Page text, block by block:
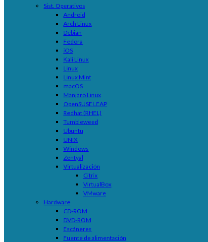
Sist. Operativos
Android
Arch Linux
Debian
Fedora
iOS
Kali Linux
Linux
Linux Mint
macOS
Manjaro Linux
OpenSUSE LEAP
Redhat (RHEL)
Tumbleweed
Ubuntu
UNIX
Windows
Zentyal
Virtualización
Citrix
VirtualBox
VMware
Hardware
CD-ROM
DVD-ROM
Escáneres
Fuente de alimentación